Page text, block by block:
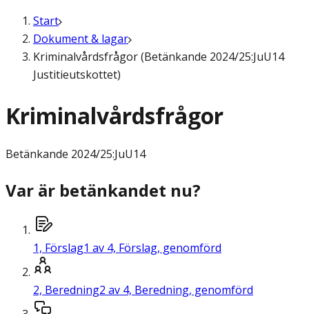
Start
Dokument & lagar
Kriminalvårdsfrågor (Betänkande 2024/25:JuU14
Justitieutskottet)
Kriminalvårdsfrågor
Betänkande 2024/25:JuU14
Var är betänkandet nu?
1, Förslag1 av 4, Förslag, genomförd
2, Beredning2 av 4, Beredning, genomförd